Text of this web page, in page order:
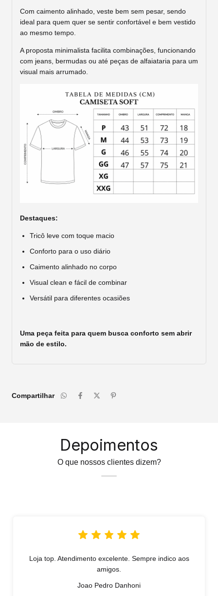
Com caimento alinhado, veste bem sem pesar, sendo
ideal para quem quer se sentir confortável e bem vestido
ao mesmo tempo.
A proposta minimalista facilita combinações, funcionando
com jeans, bermudas ou até peças de alfaiataria para um
visual mais arrumado.
Destaques:
Tricô leve com toque macio
Conforto para o uso diário
Caimento alinhado no corpo
Visual clean e fácil de combinar
Versátil para diferentes ocasiões
Uma peça feita para quem busca conforto sem abrir
mão de estilo.
Compartilhar
Depoimentos
O que nossos clientes dizem?
Loja top. Atendimento excelente. Sempre indico aos
amigos.
Joao Pedro Danhoni